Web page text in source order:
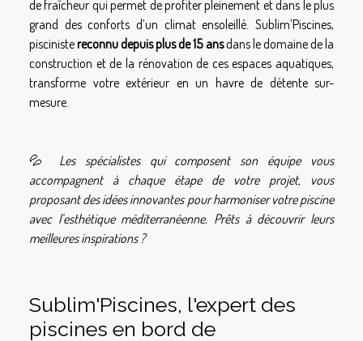
de fraîcheur qui permet de profiter pleinement et dans le plus
grand des conforts d’un climat ensoleillé. Sublim’Piscines,
piscinistereconnu depuis plus de 15 ansdans le domaine de la
construction et de la rénovation de ces espaces aquatiques,
transforme votre extérieur en un havre de détente sur-
mesure.
💦 Les spécialistes qui composent son équipe vous
accompagnent à chaque étape de votre projet, vous
proposant des idées innovantes pour harmoniser votre piscine
avec l’esthétique méditerranéenne. Prêts à découvrir leurs
meilleures inspirations ?
Sublim'Piscines, l'expert des
piscines en bord de